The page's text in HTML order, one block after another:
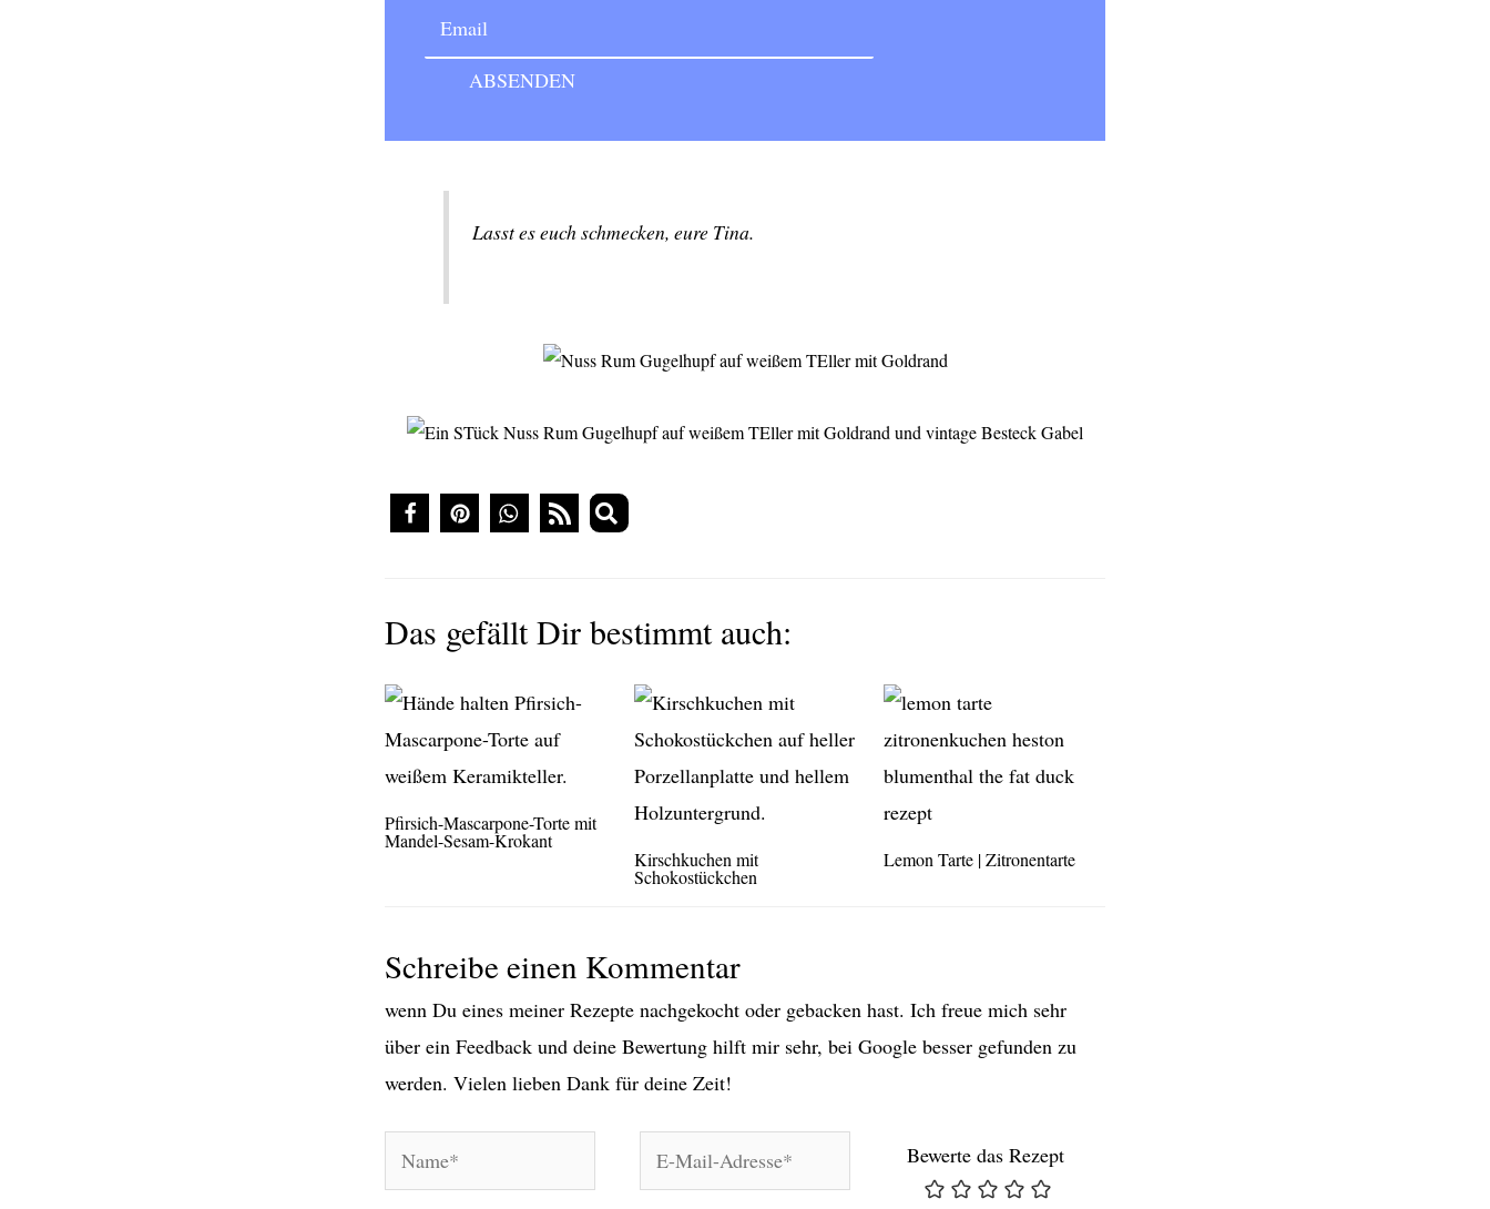
Lasst es euch schmecken, eure Tina.
Das gefällt Dir bestimmt auch:
Pfirsich-Mascarpone-Torte mit
Mandel-Sesam-Krokant
Kirschkuchen mit
Schokostückchen
Lemon Tarte | Zitronentarte
Schreibe einen Kommentar
wenn Du eines meiner Rezepte nachgekocht oder gebacken hast. Ich freue mich sehr
über ein Feedback und deine Bewertung hilft mir sehr, bei Google besser gefunden zu
werden. Vielen lieben Dank für deine Zeit!
Name*
E-
Mail-
Bewerte das Rezept